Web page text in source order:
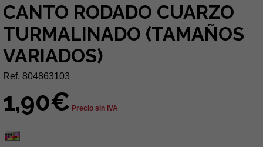
CANTO RODADO CUARZO
TURMALINADO (TAMAÑOS
VARIADOS)
Ref. 804863103
1,90€ Precio sin IVA